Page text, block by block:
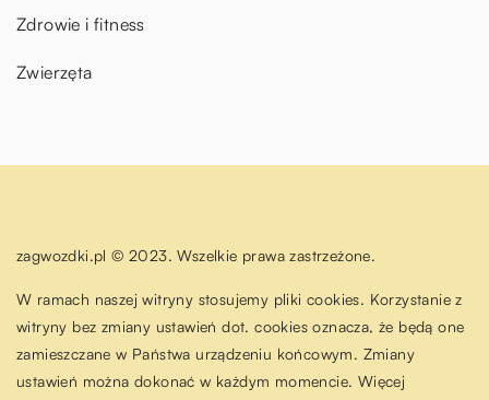
Zdrowie i fitness
Zwierzęta
zagwozdki.pl © 2023. Wszelkie prawa zastrzeżone.
W ramach naszej witryny stosujemy pliki cookies. Korzystanie z
witryny bez zmiany ustawień dot. cookies oznacza, że będą one
zamieszczane w Państwa urządzeniu końcowym. Zmiany
ustawień można dokonać w każdym momencie. Więcej